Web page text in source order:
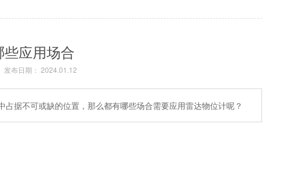
应用场合
发布日期： 2024.01.12
据不可或缺的位置，那么都有哪些场合需要应用雷达物位计呢？